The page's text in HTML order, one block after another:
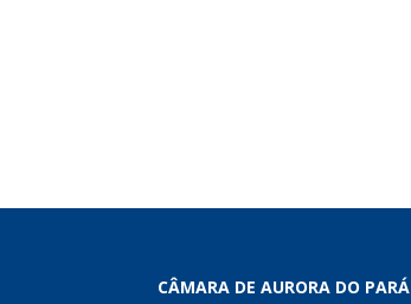
CÂMARA DE AURORA DO PARÁ